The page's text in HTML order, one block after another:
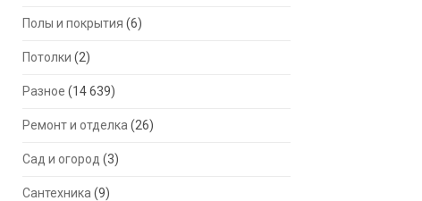
Полы и покрытия (6)
Потолки (2)
Разное (14 639)
Ремонт и отделка (26)
Сад и огород (3)
Сантехника (9)